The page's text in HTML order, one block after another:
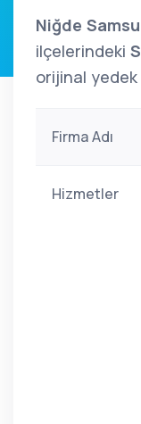
Niğde
ilçelerindeki
orijinal yedek
Firma Adı
Hizmetler